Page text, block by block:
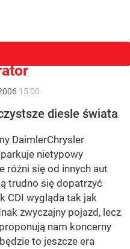
15:00
diesle świata
DaimlerChrysler
nietypowy
różni się od innych aut
trudno się dopatrzyć
CDI wygląda tak jak
zwyczajny pojazd, lecz
nam koncerny
to jeszcze era